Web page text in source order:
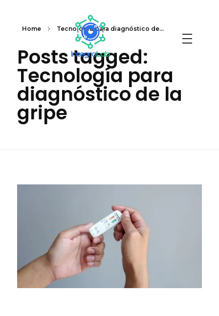
Integralab
Home Tecnología para diagnóstico de...
Posts tagged:
Tecnología para
diagnóstico de la
gripe